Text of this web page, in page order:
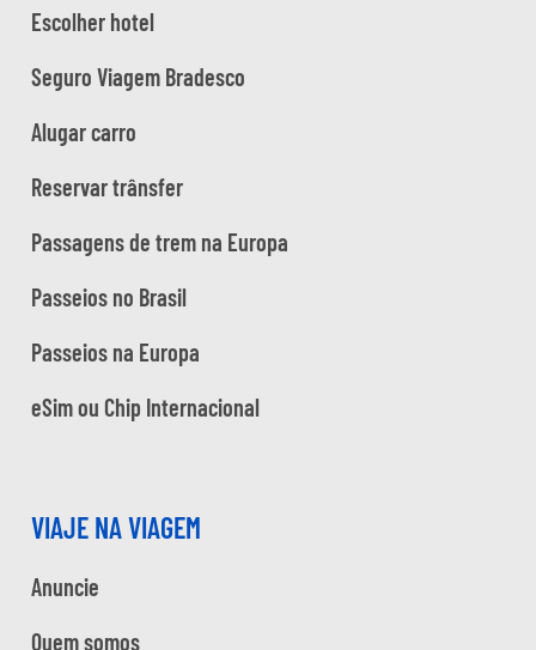
Escolher hotel
Seguro Viagem Bradesco
Alugar carro
Reservar trânsfer
Passagens de trem na Europa
Passeios no Brasil
Passeios na Europa
eSim ou Chip Internacional
VIAJE NA VIAGEM
Anuncie
Quem somos